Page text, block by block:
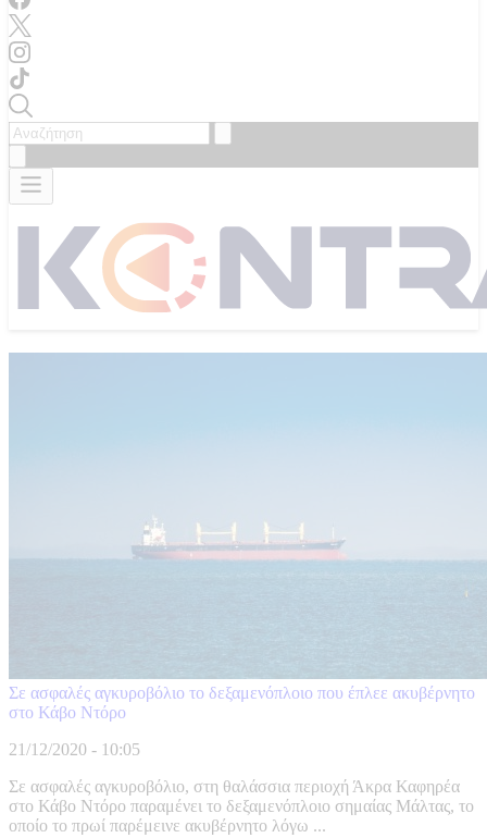
Σε ασφαλές αγκυροβόλιο το δεξαμενόπλοιο που έπλεε ακυβέρνητο
στο Κάβο Ντόρο
21/12/2020 - 10:05
Σε ασφαλές αγκυροβόλιο, στη θαλάσσια περιοχή Άκρα Καφηρέα
στο Κάβο Ντόρο παραμένει το δεξαμενόπλοιο σημαίας Μάλτας, το
οποίο το πρωί παρέμεινε ακυβέρνητο λόγω ...